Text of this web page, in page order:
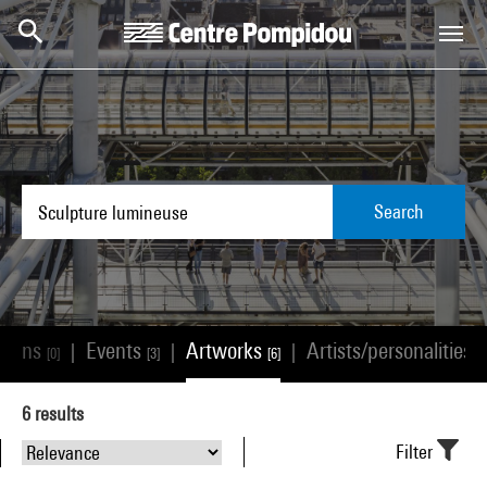
Skip to main content
Centre Pompidou
Search
[0] Events [3] Artworks [6] Artists/personalities
6 results
Filter